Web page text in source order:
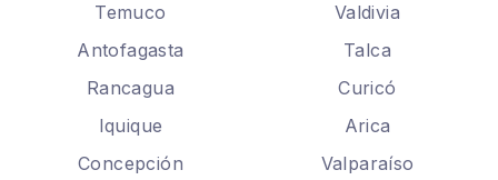
Temuco
Valdivia
Antofagasta
Talca
Rancagua
Curicó
Iquique
Arica
Concepción
Valparaíso